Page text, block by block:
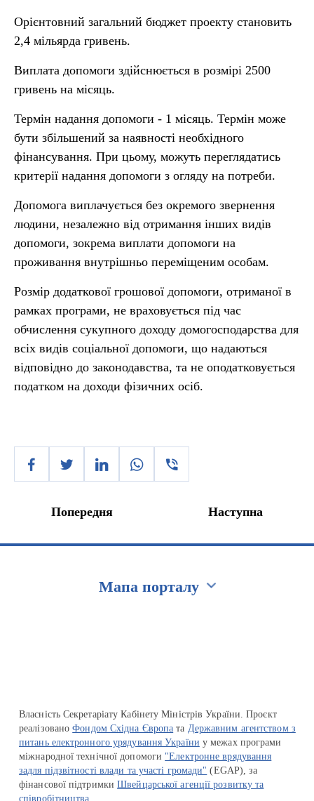
Орієнтовний загальний бюджет проекту становить
2,4 мільярда гривень.
Виплата допомоги здійснюється в розмірі 2500
гривень на місяць.
Термін надання допомоги - 1 місяць. Термін може
бути збільшений за наявності необхідного
фінансування. При цьому, можуть переглядатись
критерії надання допомоги з огляду на потреби.
Допомога виплачується без окремого звернення
людини, незалежно від отримання інших видів
допомоги, зокрема виплати допомоги на
проживання внутрішньо переміщеним особам.
Розмір додаткової грошової допомоги, отриманої в
рамках програми, не враховується під час
обчислення сукупного доходу домогосподарства для
всіх видів соціальної допомоги, що надаються
відповідно до законодавства, та не оподатковується
податком на доходи фізичних осіб.
Попередня Наступна
Мапа порталу
Власність Секретаріату Кабінету Міністрів України. Проєкт
реалізованоФондом Східна Європа та Державним агентством з
питань електронного урядування України у межах програми
міжнародної технічної допомоги "Електронне врядування
задля підзвітності влади та участі громади" (EGAP), за
фінансової підтримкиШвейцарської агенції розвитку та
співробітництва